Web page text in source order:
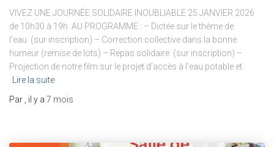
VIVEZ UNE JOURNÉE SOLIDAIRE INOUBLIABLE 25 JANVIER 2026
de 10h30 à 19h AU PROGRAMME : – Dictée sur le thème de
l’eau (sur inscription) – Correction collective dans la bonne
humeur (remise de lots) – Repas solidaire (sur inscription) –
Projection de notre film sur le projet d’accès à l’eau potable et
Lire la suite
Par
, il y a 7 mois